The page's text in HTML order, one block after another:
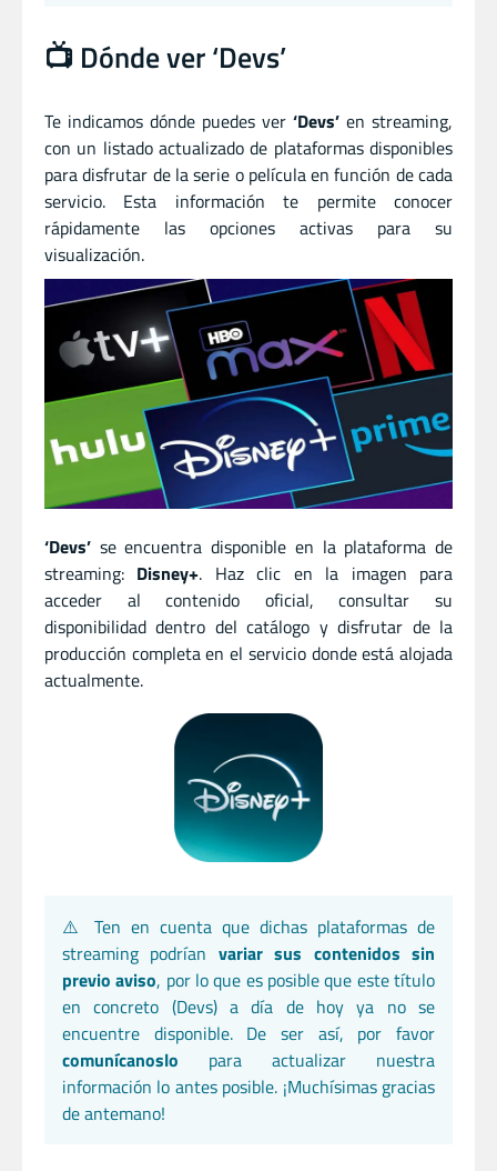
📺 Dónde ver ‘Devs’
Te indicamos dónde puedes ver ‘Devs’ en streaming,
con un listado actualizado de plataformas disponibles
para disfrutar de la serie o película en función de cada
servicio. Esta información te permite conocer
rápidamente las opciones activas para su
visualización.
‘Devs’ se encuentra disponible en la plataforma de
streaming: Disney+. Haz clic en la imagen para
acceder al contenido oficial, consultar su
disponibilidad dentro del catálogo y disfrutar de la
producción completa en el servicio donde está alojada
actualmente.
⚠️ Ten en cuenta que dichas plataformas de
streaming podrían variar sus contenidos sin
previo aviso, por lo que es posible que este título
en concreto (Devs) a día de hoy ya no se
encuentre disponible. De ser así, por favor
comunícanoslo para actualizar nuestra
información lo antes posible. ¡Muchísimas gracias
de antemano!